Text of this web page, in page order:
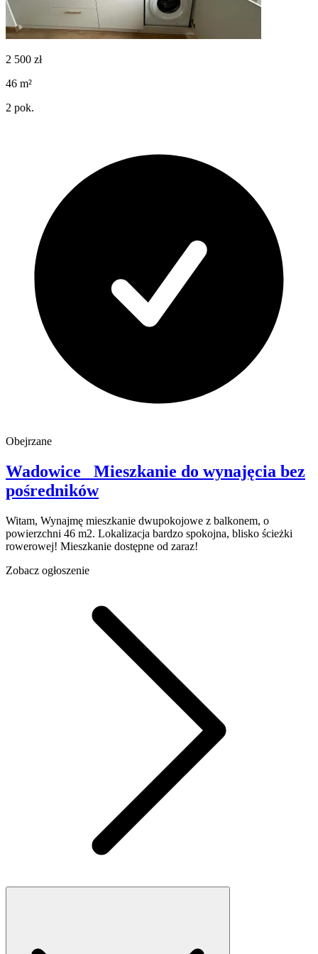
2 500 zł
46 m²
2 pok.
Obejrzane
Wadowice Mieszkanie do wynajęcia bez
pośredników
Witam, Wynajmę mieszkanie dwupokojowe z balkonem, o
powierzchni 46 m2. Lokalizacja bardzo spokojna, blisko ścieżki
rowerowej! Mieszkanie dostępne od zaraz!
Zobacz ogłoszenie